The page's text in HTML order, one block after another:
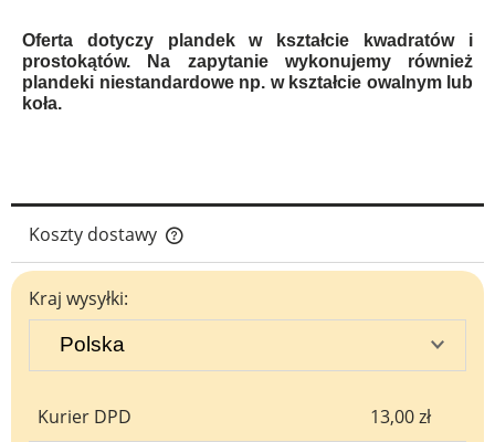
Oferta dotyczy plandek w kształcie kwadratów i
prostokątów. Na zapytanie wykonujemy również
plandeki niestandardowe np. w kształcie owalnym lub
koła.
Koszty dostawy
Cena nie zawiera ewentualnych kosztów płatności
Kraj wysyłki:
Kurier DPD 13,00 zł